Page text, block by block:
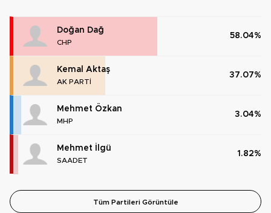
Doğan Dağ
CHP
58.04%
Kemal Aktaş
AK PARTİ
37.07%
Mehmet Özkan
MHP
3.04%
Mehmet İlgü
SAADET
1.82%
Tüm Partileri Görüntüle